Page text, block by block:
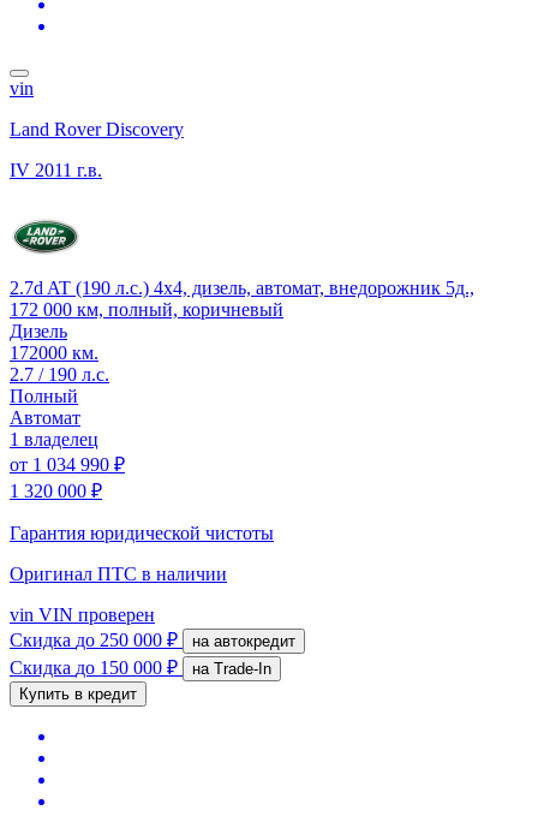
vin
Land Rover Discovery
IV 2011 г.в.
2.7d AT (190 л.с.) 4x4, дизель, автомат, внедорожник 5д.,
172 000 км, полный, коричневый
Дизель
172000 км.
2.7 / 190 л.с.
Полный
Автомат
1 владелец
от 1 034 990 ₽
1 320 000 ₽
Гарантия юридической чистоты
Оригинал ПТС в наличии
vin VIN проверен
Скидка до 250 000 ₽ на автокредит
Скидка до 150 000 ₽
на Trade-In
Купить в кредит